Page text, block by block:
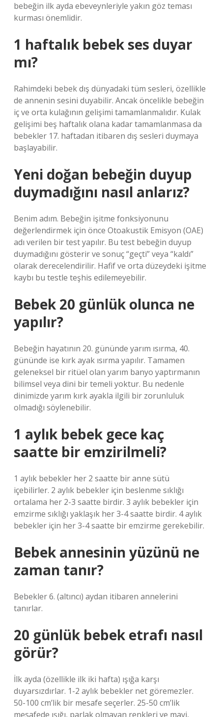
bebeğin ilk ayda ebeveynleriyle yakın göz teması
kurması önemlidir.
1 haftalık bebek ses duyar
mı?
Rahimdeki bebek dış dünyadaki tüm sesleri, özellikle
de annenin sesini duyabilir. Ancak öncelikle bebeğin
iç ve orta kulağının gelişimi tamamlanmalıdır. Kulak
gelişimi beş haftalık olana kadar tamamlanmasa da
bebekler 17. haftadan itibaren dış sesleri duymaya
başlayabilir.
Yeni doğan bebeğin duyup
duymadığını nasıl anlarız?
Benim adım. Bebeğin işitme fonksiyonunu
değerlendirmek için önce Otoakustik Emisyon (OAE)
adı verilen bir test yapılır. Bu test bebeğin duyup
duymadığını gösterir ve sonuç “geçti” veya “kaldı”
olarak derecelendirilir. Hafif ve orta düzeydeki işitme
kaybı bu testle teşhis edilemeyebilir.
Bebek 20 günlük olunca ne
yapılır?
Bebeğin hayatının 20. gününde yarım ısırma, 40.
gününde ise kırk ayak ısırma yapılır. Tamamen
geleneksel bir ritüel olan yarım banyo yaptırmanın
bilimsel veya dini bir temeli yoktur. Bu nedenle
dinimizde yarım kırk ayakla ilgili bir zorunluluk
olmadığı söylenebilir.
1 aylık bebek gece kaç
saatte bir emzirilmeli?
1 aylık bebekler her 2 saatte bir anne sütü
içebilirler. 2 aylık bebekler için beslenme sıklığı
ortalama her 2-3 saatte birdir. 3 aylık bebekler için
emzirme sıklığı yaklaşık her 3-4 saatte birdir. 4 aylık
bebekler için her 3-4 saatte bir emzirme gerekebilir.
Bebek annesinin yüzünü ne
zaman tanır?
Bebekler 6. (altıncı) aydan itibaren annelerini
tanırlar.
20 günlük bebek etrafı nasıl
görür?
İlk ayda (özellikle ilk iki hafta) ışığa karşı
duyarsızdırlar. 1-2 aylık bebekler net göremezler.
50-100 cm’lik bir mesafe seçerler. 25-50 cm’lik
mesafede ışığı, parlak olmayan renkleri ve mavi,